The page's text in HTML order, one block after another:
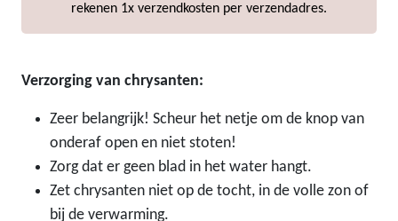
rekenen 1x verzendkosten per verzendadres.
Verzorging van chrysanten:
Zeer belangrijk! Scheur het netje om de knop van
onderaf open en niet stoten!
Zorg dat er geen blad in het water hangt.
Zet chrysanten niet op de tocht, in de volle zon of
bij de verwarming.